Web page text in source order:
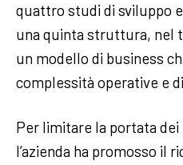
quattro studi di sviluppo
una quinta struttura, nel
un modello di business
complessità operative e
Per limitare la portata
l’azienda ha promosso il